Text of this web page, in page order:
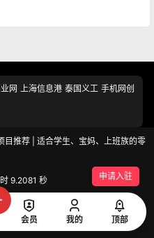
网 上海信息港 泰国义工 手机网创
目推荐 | 适合学生、宝妈、上班族的零
9.2081 秒 申请入驻
会员 我的 顶部